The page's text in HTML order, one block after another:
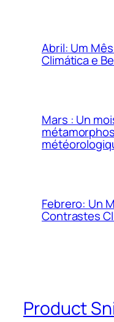
Abril: Um
Climática e
Mars : Un
Febrero: Un
Contrastes
Product